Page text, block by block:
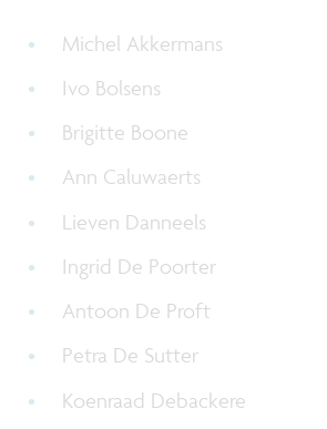
Michel Akkermans
Ivo Bolsens
Brigitte Boone
Ann Caluwaerts
Lieven Danneels
Ingrid De Poorter
Antoon De Proft
Petra De Sutter
Koenraad Debackere